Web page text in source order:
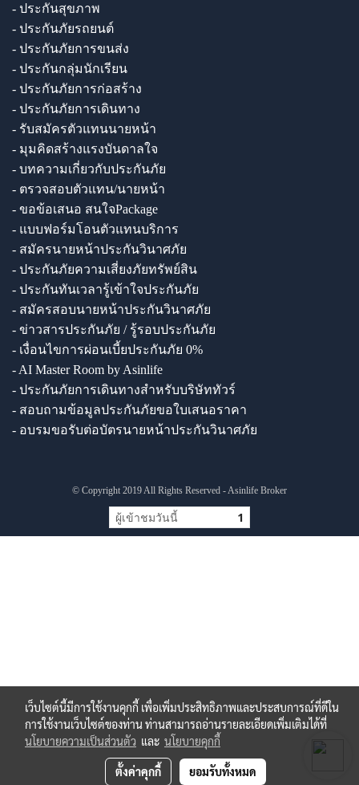
- ประกันสุขภาพ
- ประกันภัยรถยนต์
- ประกันภัยการขนส่ง
- ประกันกลุ่มนักเรียน
- ประกันภัยการก่อสร้าง
- ประกันภัยการเดินทาง
- รับสมัครตัวแทนนายหน้า
- มุมคิดสร้างแรงบันดาลใจ
- บทความเกี่ยวกับประกันภัย
- ตรวจสอบตัวแทน/นายหน้า
- ขอข้อเสนอ สนใจPackage
- แบบฟอร์มโอนตัวแทนบริการ
- สมัครนายหน้าประกันวินาศภัย
- ประกันภัยความเสี่ยงภัยทรัพย์สิน
- ประกันทันเวลารู้เข้าใจประกันภัย
- สมัครสอบนายหน้าประกันวินาศภัย
- ข่าวสารประกันภัย / รู้รอบประกันภัย
- เงื่อนไขการผ่อนเบี้ยประกันภัย 0%
- AI Master Room by Asinlife
- ประกันภัยการเดินทางสำหรับบริษัททัวร์
- สอบถามข้อมูลประกันภัยขอใบเสนอราคา
- อบรมขอรับต่อบัตรนายหน้าประกันวินาศภัย
© Copyright 2019 All Rights Reserved - Asinlife Broker
ผู้เข้าชมวันนี้ 1
เว็บไซต์นี้มีการใช้งานคุกกี้ เพื่อเพิ่มประสิทธิภาพและประสบการณ์ที่ดีใน
การใช้งานเว็บไซต์ของท่าน ท่านสามารถอ่านรายละเอียดเพิ่มเติมได้ที่
นโยบายความเป็นส่วนตัว และ นโยบายคุกกี้
ตั้งค่าคุกกี้ ยอมรับทั้งหมด